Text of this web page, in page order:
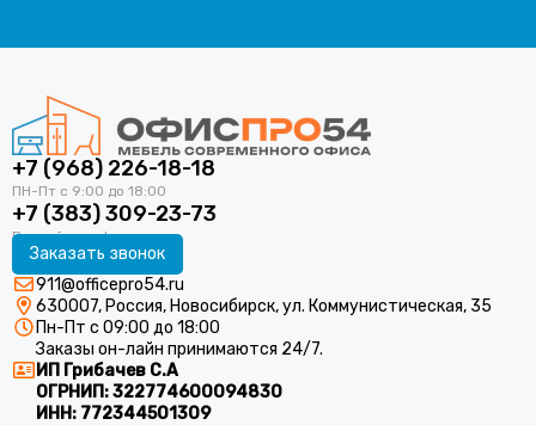
+7 (968) 226-18-18
+7 (383) 309-23-73
Заказать звонок
911@officepro54.ru
630007, Россия, Новосибирск, ул. Коммунистическая, 35
Пн-Пт с 09:00 до 18:00
Заказы он-лайн принимаются 24/7.
ИП Грибачев С.А
ОГРНИП:322774600094830
ИНН: 772344501309